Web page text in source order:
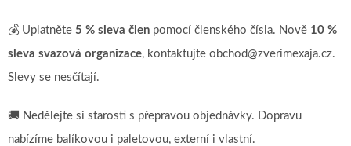
💰 Uplatněte 5 % sleva člen pomocí členského čísla. Nově 10 %
sleva svazová organizace, kontaktujte obchod@zverimexaja.cz.
Slevy se nesčítají.
🚚 Nedělejte si starosti s přepravou objednávky. Dopravu
nabízíme balíkovou i paletovou, externí i vlastní.